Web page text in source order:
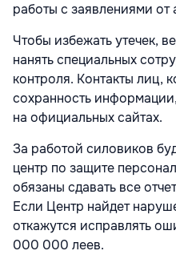
работы с заявлениями
Чтобы избежать утечек,
нанять специальных
контроля. Контакты лиц,
сохранность
на официальных сайтах.
За работой силовиков
центр по защите
обязаны сдавать все
Если Центр найдет
откажутся исправлять
000 000 леев.